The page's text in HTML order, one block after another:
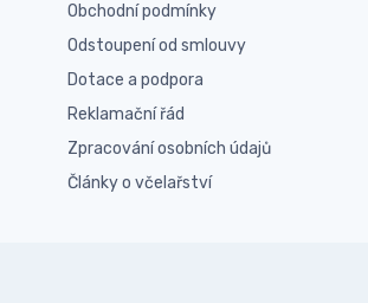
Obchodní podmínky
Odstoupení od smlouvy
Dotace a podpora
Reklamační řád
Zpracování osobních údajů
Články o včelařství